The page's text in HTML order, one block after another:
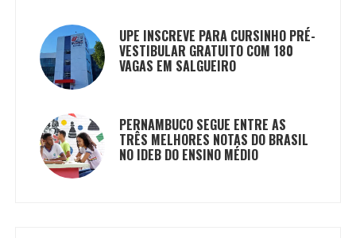
UPE INSCREVE PARA CURSINHO PRÉ-
VESTIBULAR GRATUITO COM 180
VAGAS EM SALGUEIRO
PERNAMBUCO SEGUE ENTRE AS
TRÊS MELHORES NOTAS DO BRASIL
NO IDEB DO ENSINO MÉDIO